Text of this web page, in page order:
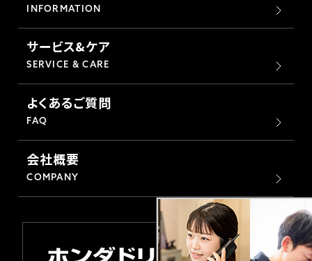
INFORMATION
サービス&ケア
SERVICE & CARE
よくあるご質問
FAQ
会社概要
COMPANY